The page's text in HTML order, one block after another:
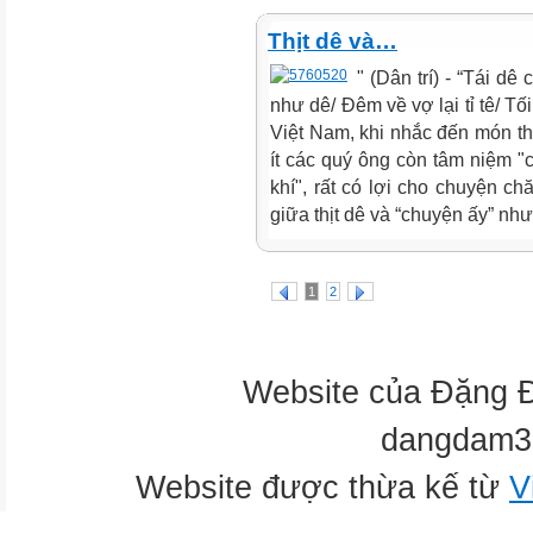
Thịt dê và…
" (Dân trí) - “Tái dê
như dê/ Đêm về vợ lại tỉ tê/
Việt Nam, khi nhắc đến món
ít các quý ông còn tâm niệm
khí", rất có lợi cho chuyện
giữa thịt dê và “chuyện ấy”
1 2
Website của Đặng
Website được thừa kế từ